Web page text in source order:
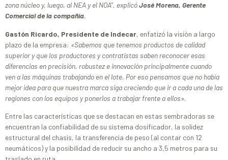
zona núcleo y, luego, al NEA y el NOA”, explicóJosé Morena, Gerente
Comercial de la compañía.
Gastón Ricardo, Presidente de Indecar, enfatizó la visión a largo
plazo de la empresa: «Sabemos que tenemos productos de calidad
superior y que los productores y contratistas saben reconocer esas
diferencias en precisión, robustez e innovación principalmente cuando
ven a las máquinas trabajando en el lote. Por eso pensamos que no había
mejor idea para que nuestra marca siga creciendo que ir a cada una de las
regiones con los equipos y ponerlos a trabajar frente a ellos».
Entre las características que se destacan en estas sembradoras se
encuentran la confiabilidad de su sistema dosificador, la solidez
estructural del chasis, la transferencia de peso (al contar con 12
neumáticos) y la posibilidad de reducir su ancho a 3,5 metros para su